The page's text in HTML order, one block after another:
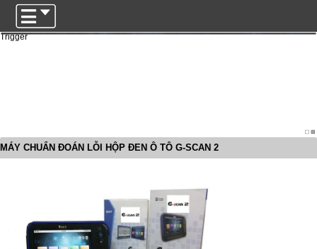
Trigger
MÁY CHUẨN ĐOÁN LỖI HỘP ĐEN Ô TÔ G-SCAN 2